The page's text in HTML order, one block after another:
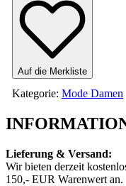
Jumpsuit
Damen
Menge
Auf die Merkliste
Kategorie: Mode Damen
Lieferung & Versand:
Wir bieten derzeit
150,- EUR Warenwert an.